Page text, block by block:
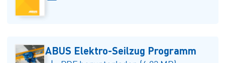
ABUS Elektro-Seilzug Programm